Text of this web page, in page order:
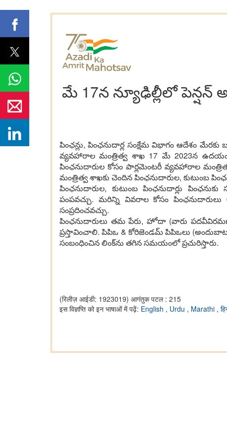
మే 17న‌ న్యూఢిల్లీలో
పింఛ‌న్లు, పింఛ‌నుదార్ల సంక్షేమ విభాగం ఆదేశం
వ్య‌వ‌హారాల మంత్రిత్వ శాఖ 17 మే 2023న
పింఛ‌నుదారుల కోసం పార్ల‌మెంట‌రీ వ్య‌వ‌హారాల
మంత్రిత్వ శాఖ‌కు చెందిన పింఛ‌నుదారుల‌, కుటుంబ
పింఛ‌నుదారుల‌, కుటుంబ పింఛ‌నుదార్లు
పంప‌వ‌చ్చు. మ‌రిన్ని వివ‌రాల కోసం
సంప్ర‌దించ‌వ‌చ్చు.
పింఛ‌నుదారులు త‌మ పేరు, హోదా (వారు
ప్ర‌స్తావించాలి. పిపిఒ & కోరిజెండ‌మ్ పిపిఒలు
సంబంధించిన లింక్‌ను త‌గిన స‌మ‌యంలో ప్ర‌చురిస్తారు.
(रिलीज़ आईडी: 1923019) आगंतुक पटल : 215
इस विज्ञप्ति को इन भाषाओं में पढ़ें: English , Urdu , Marathi ,